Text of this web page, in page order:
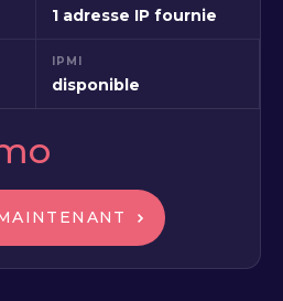
1 adresse IP fournie
IPMI
disponible